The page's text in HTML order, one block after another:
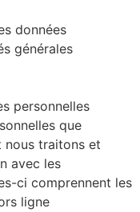
données
générales
personnelles
que
nous traitons et
avec les
ci comprennent les
ligne